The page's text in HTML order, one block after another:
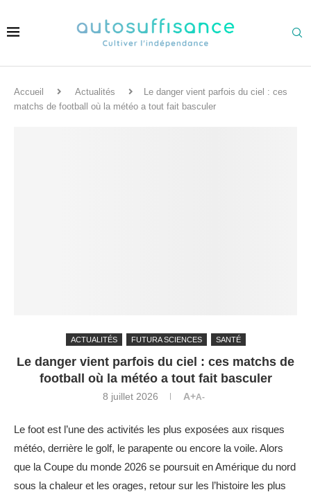
Accueil Actualités
Le danger vient parfois du ciel : ces
matchs de football où la météo a tout fait basculer
ACTUALITÉS FUTURA SCIENCES SANTÉ
Le danger vient parfois du ciel : ces matchs de
football où la météo a tout fait basculer
8 juillet 2026 A+A-
Le foot est l’une des activités les plus exposées aux risques
météo, derrière le golf, le parapente ou encore la voile. Alors
que la Coupe du monde 2026 se poursuit en Amérique du nord
sous la chaleur et les orages, retour sur les l’histoire les plus